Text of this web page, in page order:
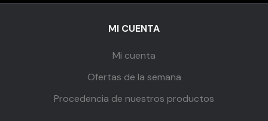
MI CUENTA
Mi cuenta
Ofertas de la semana
Procedencia de nuestros productos